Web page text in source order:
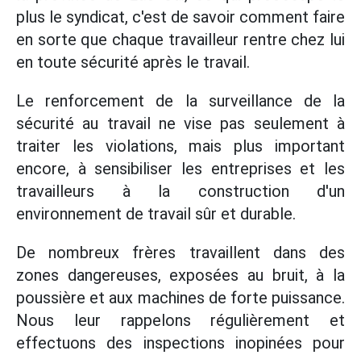
plus le syndicat, c'est de savoir comment faire
en sorte que chaque travailleur rentre chez lui
en toute sécurité après le travail.
Le renforcement de la surveillance de la
sécurité au travail ne vise pas seulement à
traiter les violations, mais plus important
encore, à sensibiliser les entreprises et les
travailleurs à la construction d'un
environnement de travail sûr et durable.
De nombreux frères travaillent dans des
zones dangereuses, exposées au bruit, à la
poussière et aux machines de forte puissance.
Nous leur rappelons régulièrement et
effectuons des inspections inopinées pour